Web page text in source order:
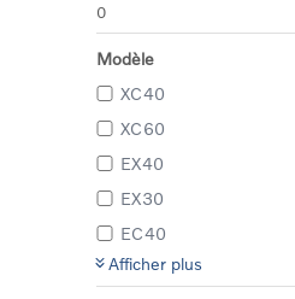
0
Modèle
XC40
XC60
EX40
EX30
EC40
Afficher plus